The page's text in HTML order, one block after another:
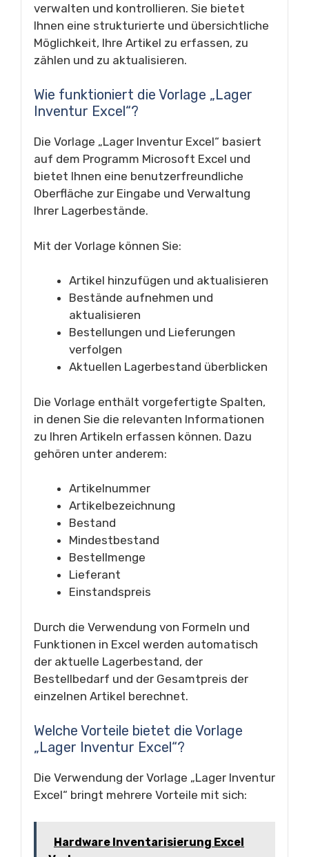
verwalten und kontrollieren. Sie bietet
Ihnen eine strukturierte und übersichtliche
Möglichkeit, Ihre Artikel zu erfassen, zu
zählen und zu aktualisieren.
Wie funktioniert die Vorlage „Lager
Inventur Excel“?
Die Vorlage „Lager Inventur Excel“ basiert
auf dem Programm Microsoft Excel und
bietet Ihnen eine benutzerfreundliche
Oberfläche zur Eingabe und Verwaltung
Ihrer Lagerbestände.
Mit der Vorlage können Sie:
Artikel hinzufügen und aktualisieren
Bestände aufnehmen und
aktualisieren
Bestellungen und Lieferungen
verfolgen
Aktuellen Lagerbestand überblicken
Die Vorlage enthält vorgefertigte Spalten,
in denen Sie die relevanten Informationen
zu Ihren Artikeln erfassen können. Dazu
gehören unter anderem:
Artikelnummer
Artikelbezeichnung
Bestand
Mindestbestand
Bestellmenge
Lieferant
Einstandspreis
Durch die Verwendung von Formeln und
Funktionen in Excel werden automatisch
der aktuelle Lagerbestand, der
Bestellbedarf und der Gesamtpreis der
einzelnen Artikel berechnet.
Welche Vorteile bietet die Vorlage
„Lager Inventur Excel“?
Die Verwendung der Vorlage „Lager Inventur
Excel“ bringt mehrere Vorteile mit sich:
Hardware Inventarisierung Excel